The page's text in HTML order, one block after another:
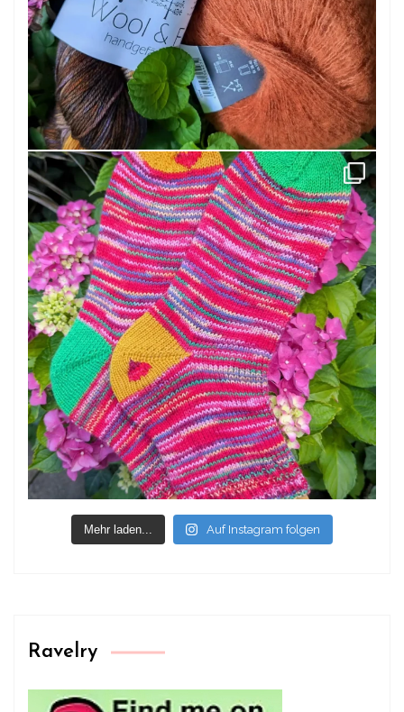
Mehr laden... Auf Instagram folgen
Ravelry